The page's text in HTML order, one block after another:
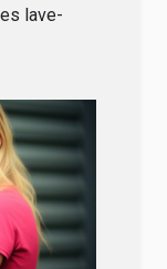
lave-